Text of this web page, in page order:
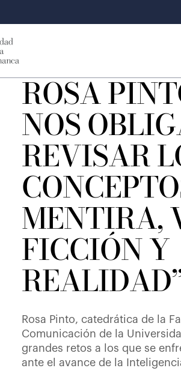
ROSA
NOS
REVISAR
MENTIRA,
FICCIÓN Y
Rosa Pinto, catedrática de la
Comunicación de la
grandes retos a los que se
ante el avance de la